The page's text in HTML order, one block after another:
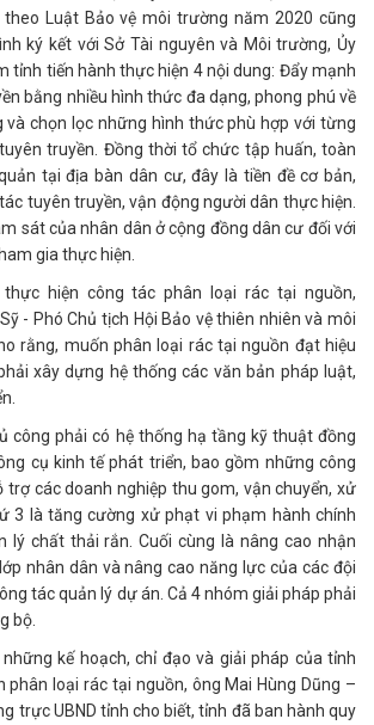
Luật Bảo vệ môi trường năm 2020 cũng
ký kết với Sở Tài nguyên và Môi trường, Ủy
tỉnh tiến hành thực hiện 4 nội dung: Đẩy mạnh
bằng nhiều hình thức đa dạng, phong phú về
và chọn lọc những hình thức phù hợp với từng
truyền. Đồng thời tổ chức tập huấn, toàn
tại địa bàn dân cư, đây là tiền đề cơ bản,
tuyên truyền, vận động người dân thực hiện.
sát của nhân dân ở cộng đồng dân cư đối với
gia thực hiện.
hiện công tác phân loại rác tại nguồn,
- Phó Chủ tịch Hội Bảo vệ thiên nhiên và môi
rằng, muốn phân loại rác tại nguồn đạt hiệu
xây dựng hệ thống các văn bản pháp luật,
công phải có hệ thống hạ tầng kỹ thuật đồng
cụ kinh tế phát triển, bao gồm những công
trợ các doanh nghiệp thu gom, vận chuyển, xử
3 là tăng cường xử phạt vi phạm hành chính
lý chất thải rắn. Cuối cùng là nâng cao nhận
nhân dân và nâng cao năng lực của các đội
tác quản lý dự án. Cả 4 nhóm giải pháp phải
bộ.
kế hoạch, chỉ đạo và giải pháp của tỉnh
phân loại rác tại nguồn, ông Mai Hùng Dũng –
trực UBND tỉnh cho biết, tỉnh đã ban hành quy